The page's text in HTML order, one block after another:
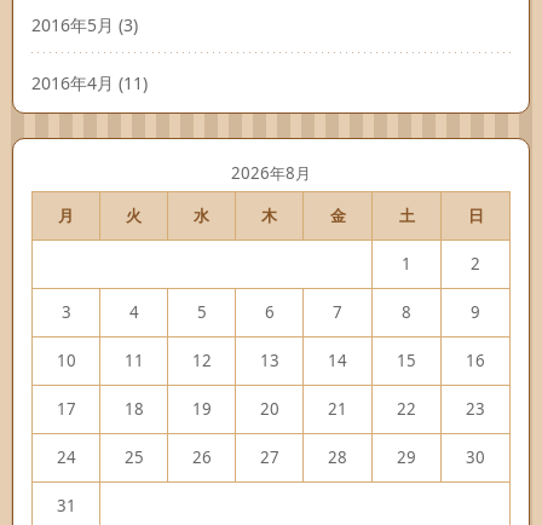
2016年5月 (3)
2016年4月 (11)
2026年8月
月
火 水 木 金 土 日
1 2
3 4 5 6 7 8 9
10 11 12 13 14 15 16
17 18 19 20 21 22 23
24 25 26 27 28 29 30
31